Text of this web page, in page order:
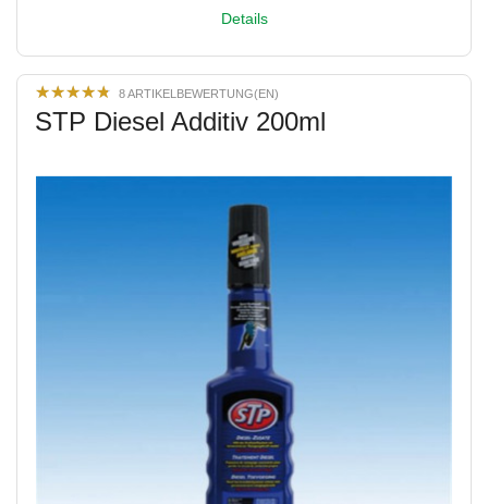
Details
★★★★★
★★★★★ 8 ARTIKELBEWERTUNG(EN)
STP Diesel Additiv 200ml